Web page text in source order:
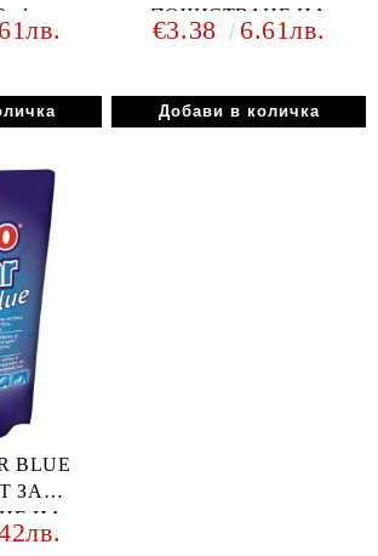
ПОЧИСТВАНЕ НА
ПРОЗОРЦИ 1l
€3.38 6.61лв.
BLUE
ЗА
НА